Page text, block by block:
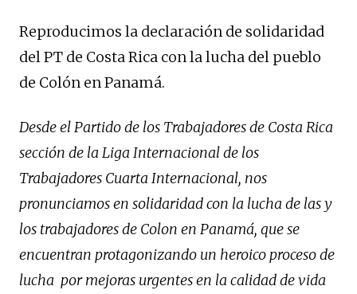
Reproducimos la declaración de solidaridad
del PT de Costa Rica con la lucha del pueblo
de Colón en Panamá.
Desde el Partido de los Trabajadores de Costa Rica
sección de la Liga Internacional de los
Trabajadores Cuarta Internacional, nos
pronunciamos en solidaridad con la lucha de las y
los trabajadores de Colon en Panamá, que se
encuentran protagonizando un heroico proceso de
lucha por mejoras urgentes en la calidad de vida